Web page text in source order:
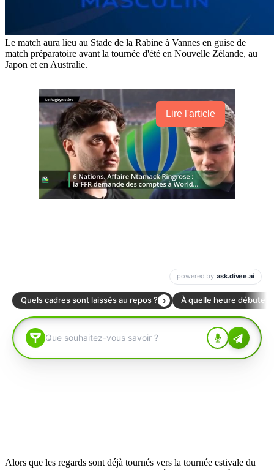
Le match aura lieu au Stade de la Rabine à Vannes en guise de
match préparatoire avant la tournée d'été en Nouvelle Zélande, au
Japon et en Australie.
Lire l'article
Alors que les regards sont déjà tournés vers la tournée estivale du